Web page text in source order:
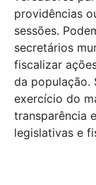
providências
sessões.
secretários
fiscalizar
da população.
exercício do
transparência
legislativas e